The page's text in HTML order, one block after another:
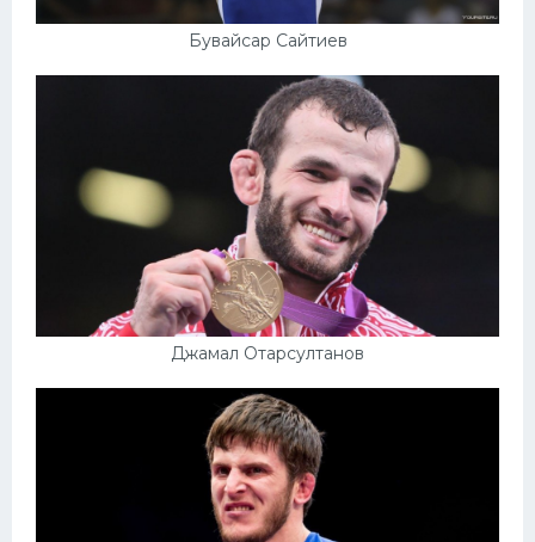
Бувайсар Сайтиев
Джамал Отарсултанов